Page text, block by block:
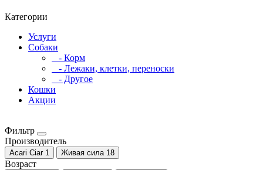
Категории
Услуги
Собаки
- Корм
- Лежаки, клетки, переноски
- Другое
Кошки
Акции
Фильтр
Производитель
Acari Ciar 1 Живая сила 18
Возраст